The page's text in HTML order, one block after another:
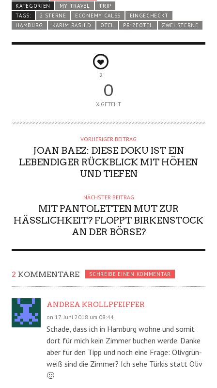
KATEGORIEN
MY TRAVEL
TRIP
TAGS:
2 STERNE ECONEMY CALSS
EINGECHECKT
HAMBURG
KARIM RASHID OTEL PRIZEOTEL ZWEI STERNE
2
0
X GETEILT
VORHERIGER BEITRAG
JOAN BAEZ: DIESE DOKU IST EIN
LEBENDIGER RÜCKBLICK MIT HÖHEN
UND TIEFEN
NÄCHSTER BEITRAG
MIT PANTOLETTEN MUT ZUR
HÄSSLICHKEIT? FLOPPT BIRKENSTOCK
AN DER BÖRSE?
2 KOMMENTARE SCHREIBE EINEN KOMMENTAR
ANDREA KROLLPFEIFFER
on 17. Juni 2018 um 08:44
Schade, dass ich in Hamburg wohne und somit
dort für mich kein Zimmer buchen werde. Danke
aber für den Tipp und noch eine Frage: Olivgrün-
weiß sind die Zimmer? Ich sehe Türkis statt Oliv
🙂